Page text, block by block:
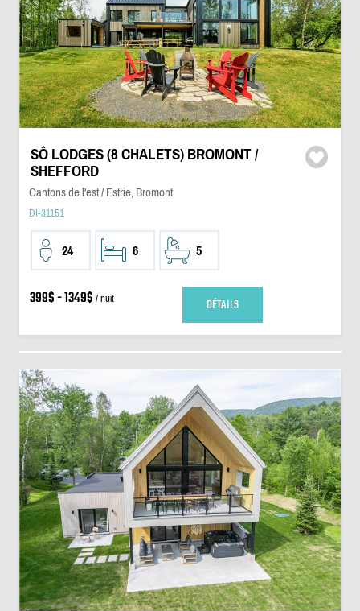
SÔ LODGES (8 CHALETS) BROMONT /
SHEFFORD
Cantons de l'est / Estrie, Bromont
DI-31151
24 6 5
399$ - 1349$ / nuit DÉTAILS